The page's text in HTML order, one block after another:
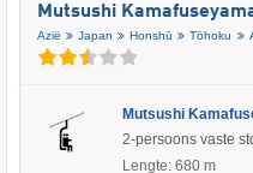
Mutsushi
Azië Japan Honshū Tōhoku
Mutsushi
2-persoons vaste
Lengte: 680 m